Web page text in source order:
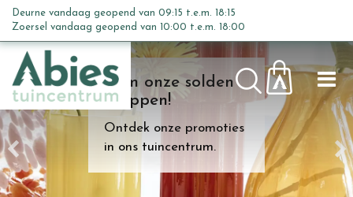
n
c
o
n
t
Kom onze solden
shoppen!
Ontdek onze promoties
in ons tuincentrum.
Deurne vandaag geopend van 09:15 t.e.m. 18:15
Zoersel vandaag geopend van 10:00 t.e.m. 18:00